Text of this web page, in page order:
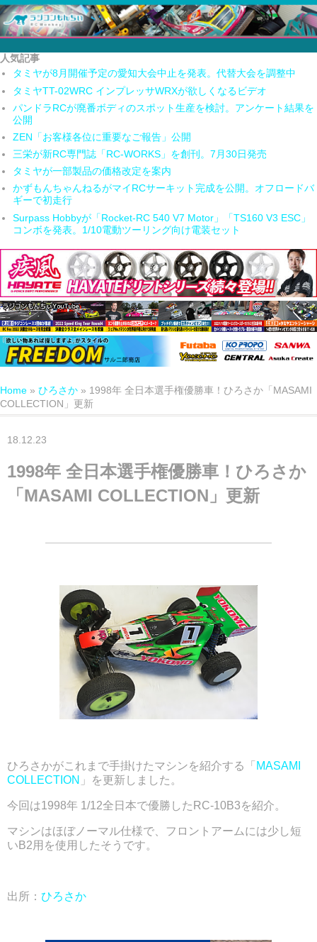
人気記事
タミヤが8月開催予定の愛知大会中止を発表。代替大会を調整中
タミヤTT-02WRC インプレッサWRXが欲しくなるビデオ
パンドラRCが廃番ボディのスポット生産を検討。アンケート結果を
公開
ZEN「お客様各位に重要なご報告」公開
三栄が新RC専門誌「RC-WORKS」を創刊。7月30日発売
タミヤが一部製品の価格改定を案内
かずもんちゃんねるがマイRCサーキット完成を公開。オフロードバ
ギーで初走行
Surpass Hobbyが「Rocket-RC 540 V7 Motor」「TS160 V3 ESC」
コンボを発表。1/10電動ツーリング向け電装セット
Home » ひろさか » 1998年 全日本選手権優勝車！ひろさか「MASAMI
COLLECTION」更新
18.12.23
1998年 全日本選手権優勝車！ひろさか
「MASAMI COLLECTION」更新
ひろさかがこれまで手掛けたマシンを紹介する「 MASAMI
COLLECTION 」を更新しました。
今回は1998年 1/12全日本で優勝したRC‐10B3を紹介。
マシンはほぼノーマル仕様で、フロントアームには少し短
いB2用を使用したそうです。
出所： ひろさか